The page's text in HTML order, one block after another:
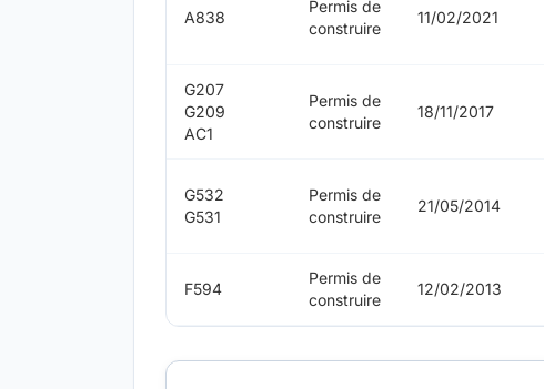
A838
Permis de
construire
11/02/2021
G207
G209
AC1
Permis de
construire
18/11/2017
G532
G531
Permis de
construire
21/05/2014
F594
Permis de
construire
12/02/2013